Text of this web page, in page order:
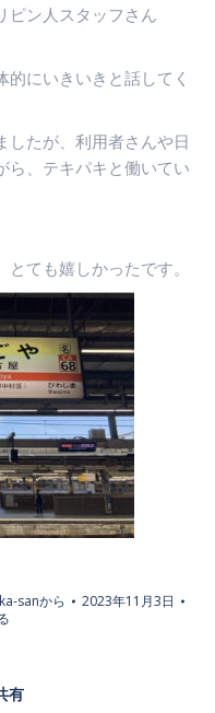
ピン人スタッフさん
にいきいきと話してく
したが、利用者さんや日
ら、テキパキと働いてい
と ても嬉しかったです。
sanから
2023年11月3日
有